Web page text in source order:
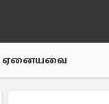
ஏனையவை